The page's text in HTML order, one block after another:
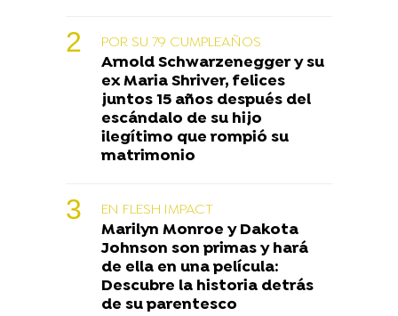
POR SU 79 CUMPLEAÑOS
Arnold Schwarzenegger y su
ex Maria Shriver, felices
juntos 15 años después del
escándalo de su hijo
ilegítimo que rompió su
matrimonio
EN FLESH IMPACT
Marilyn Monroe y Dakota
Johnson son primas y hará
de ella en una película:
Descubre la historia detrás
de su parentesco